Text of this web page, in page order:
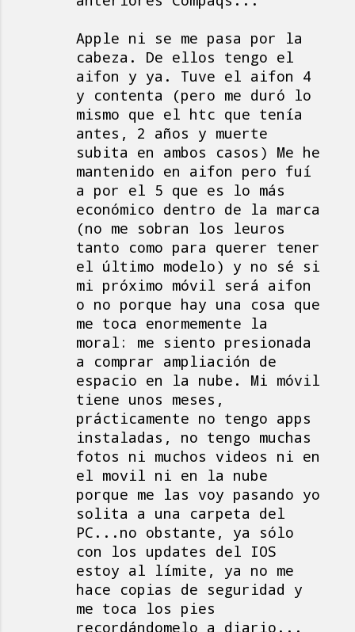
Apple ni se me pasa por la
cabeza. De ellos tengo el
aifon y ya. Tuve el aifon 4
y contenta (pero me duró lo
mismo que el htc que tenía
antes, 2 años y muerte
subita en ambos casos) Me he
mantenido en aifon pero fuí
a por el 5 que es lo más
económico dentro de la marca
(no me sobran los leuros
tanto como para querer tener
el último modelo) y no sé si
mi próximo móvil será aifon
o no porque hay una cosa que
me toca enormemente la
moral: me siento presionada
a comprar ampliación de
espacio en la nube. Mi móvil
tiene unos meses,
prácticamente no tengo apps
instaladas, no tengo muchas
fotos ni muchos videos ni en
el movil ni en la nube
porque me las voy pasando yo
solita a una carpeta del
PC...no obstante, ya sólo
con los updates del IOS
estoy al límite, ya no me
hace copias de seguridad y
me toca los pies
recordándomelo a diario...